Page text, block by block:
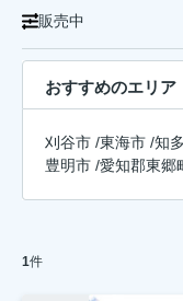
販売中
おすすめのエリア
刈谷市 /東海市 /知
豊明市 /愛知郡東郷
1件